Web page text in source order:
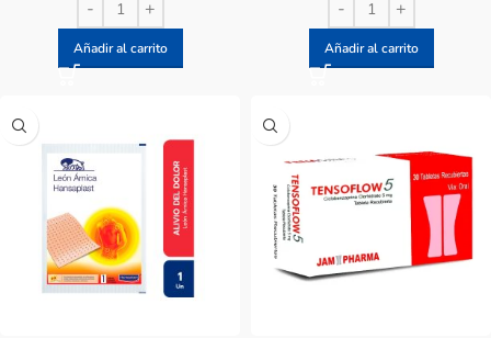
Añadir al carrito Añadir al carrito